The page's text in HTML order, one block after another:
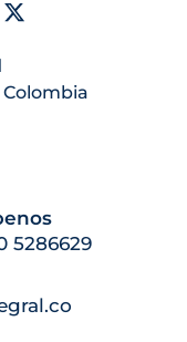
Colombia
5286629